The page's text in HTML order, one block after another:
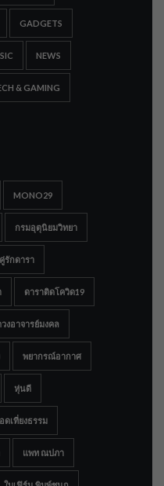
GADGETS
NEWS
& GAMING
MONO29
กรมอุตุนิยมวิทยา
คู่รักดารา
ดาราติดโควิด19
งอาจารย์มงคล
พยากรณ์อากาศ
หุ่นดี
ดเที่ยงธรรม
แพท ณปภา